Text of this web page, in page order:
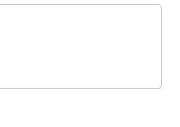
の対応のために利用いた